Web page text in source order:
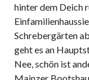
hinter dem Deich
Schrebergärten
geht es an
Nee, schön ist